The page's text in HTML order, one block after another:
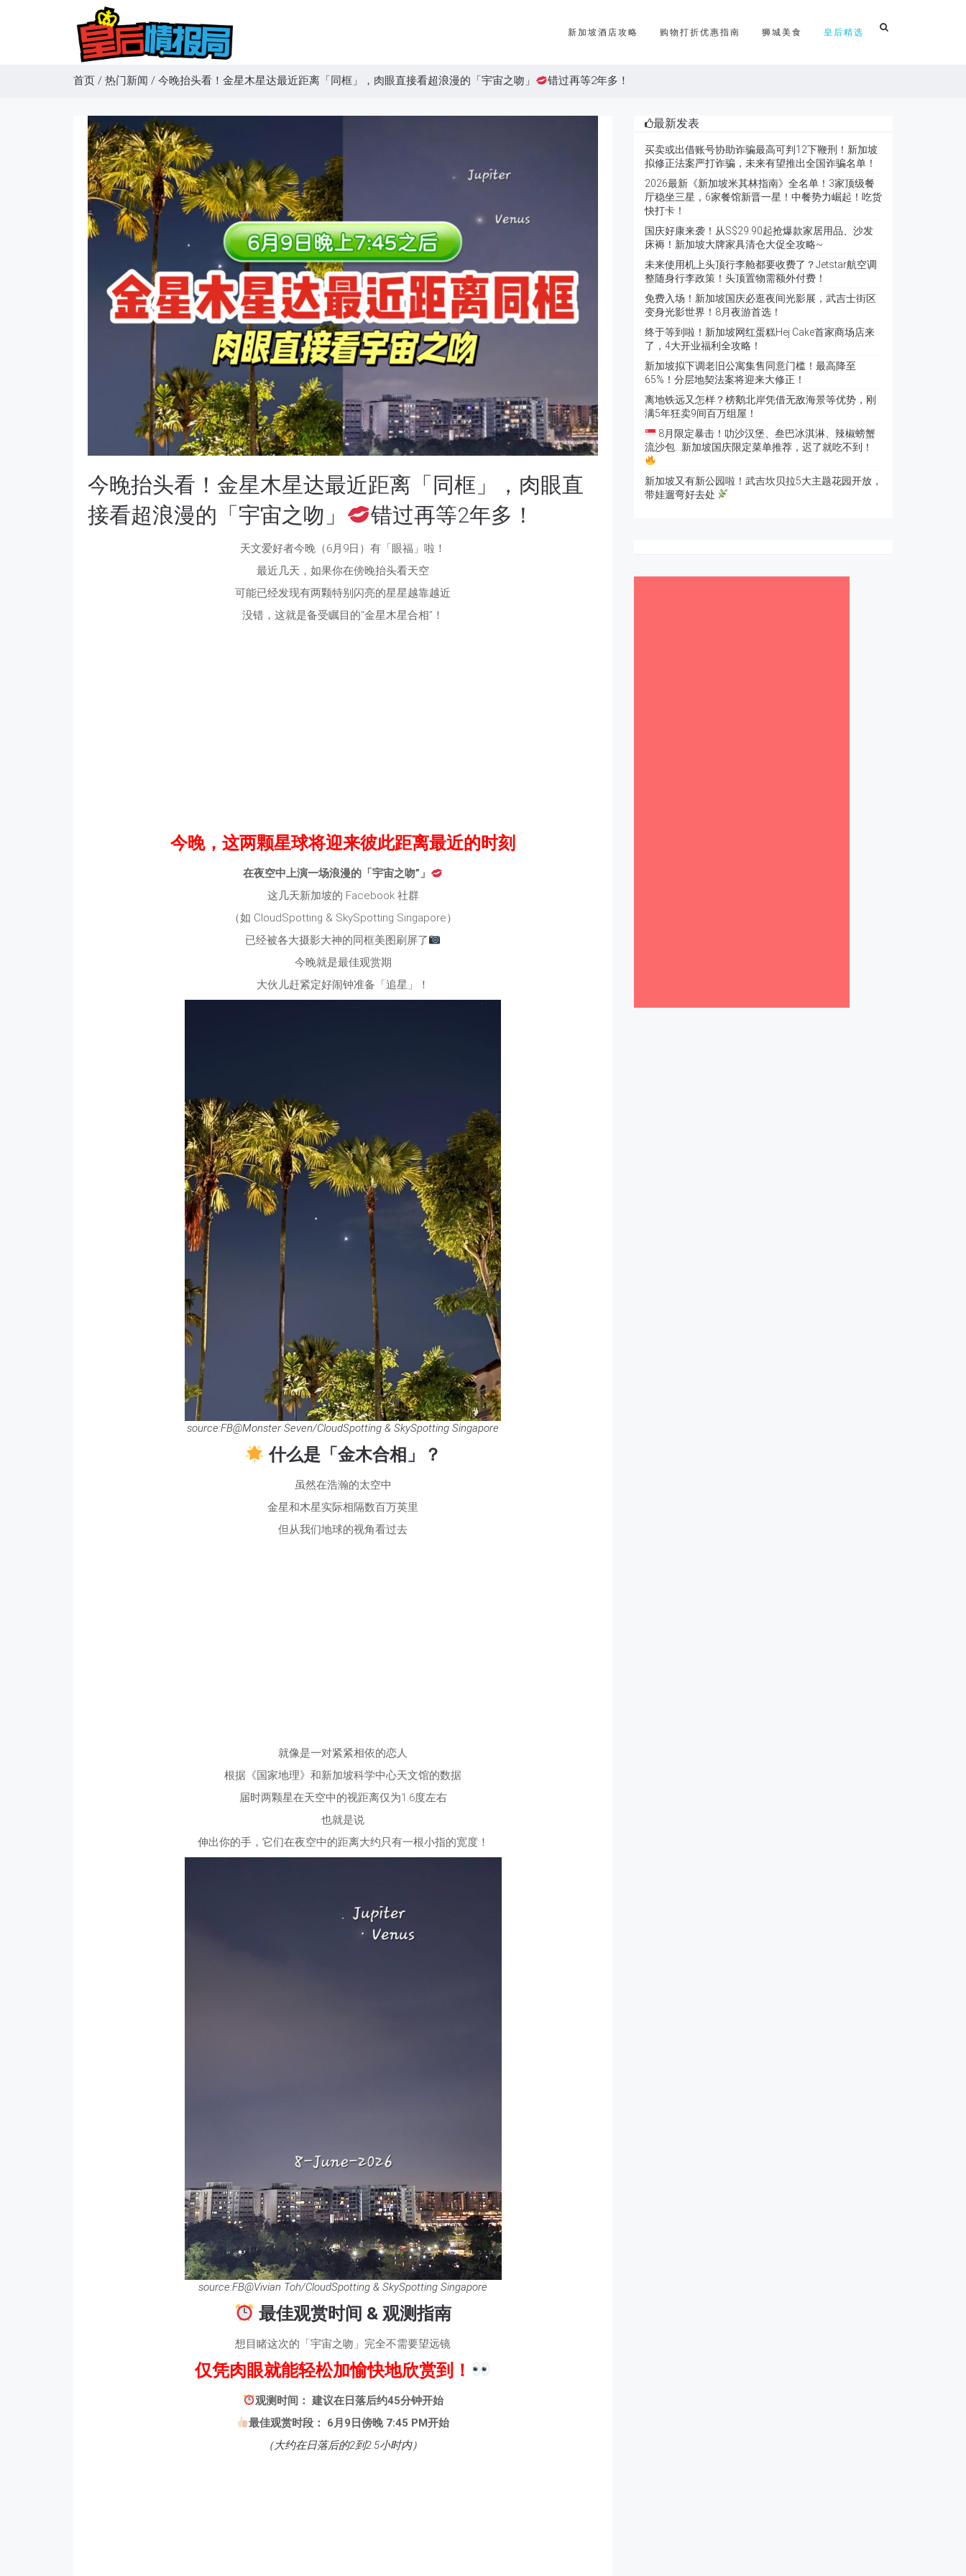
新加坡酒店攻略 购物打折优惠指南 狮城美食 皇后精选
首页 / 热门新闻 / 今晚抬头看！金星木星达最近距离「同框」，肉眼直接看超浪漫的「宇宙之吻」 错过再等2年多！
今晚抬头看！金星木星达最近距离「同框」，肉眼直
接看超浪漫的「宇宙之吻」
错过再等2年多！
天文爱好者今晚（6月9日）有「眼福」啦！
最近几天，如果你在傍晚抬头看天空
可能已经发现有两颗特别闪亮的星星越靠越近
没错，这就是备受瞩目的“金星木星合相”！
今晚，这两颗星球将迎来彼此距离最近的时刻
在夜空中上演一场浪漫的「宇宙之吻”」
这几天新加坡的 Facebook 社群
（如 CloudSpotting & SkySpotting Singapore）
已经被各大摄影大神的同框美图刷屏了
今晚就是最佳观赏期
大伙儿赶紧定好闹钟准备「追星」！
source:FB@Monster Seven/CloudSpotting & SkySpotting Singapore
什么是「金木合相」？
虽然在浩瀚的太空中
金星和木星实际相隔数百万英里
但从我们地球的视角看过去
就像是一对紧紧相依的恋人
根据《国家地理》和新加坡科学中心天文馆的数据
届时两颗星在天空中的视距离仅为1.6度左右
也就是说
伸出你的手，它们在夜空中的距离大约只有一根小指的宽度！
source:FB@Vivian Toh/CloudSpotting & SkySpotting Singapore
最佳观赏时间 & 观测指南
想目睹这次的「宇宙之吻」完全不需要望远镜
仅凭肉眼就能轻松加愉快地欣赏到！
观测时间： 建议在日落后约45分钟开始
最佳观赏时段： 6月9日傍晚 7:45 PM开始
（大约在日落后的2到2.5小时内）
最新发表
买卖或出借账号协助诈骗最高可判12下鞭刑！新加坡
拟修正法案严打诈骗，未来有望推出全国诈骗名单！
2026最新《新加坡米其林指南》全名单！3家顶级餐
厅稳坐三星，6家餐馆新晋一星！中餐势力崛起！吃货
快打卡！
国庆好康来袭！从S$29.90起抢爆款家居用品、沙发
床褥！新加坡大牌家具清仓大促全攻略~
未来使用机上头顶行李舱都要收费了？Jetstar航空调
整随身行李政策！头顶置物需额外付费！
免费入场！新加坡国庆必逛夜间光影展，武吉士街区
变身光影世界！8月夜游首选！
终于等到啦！新加坡网红蛋糕Hej Cake首家商场店来
了，4大开业福利全攻略！
新加坡拟下调老旧公寓集售同意门槛！最高降至
65%！分层地契法案将迎来大修正！
离地铁远又怎样？榜鹅北岸凭借无敌海景等优势，刚
满5年狂卖9间百万组屋！
8月限定暴击！叻沙汉堡、叁巴冰淇淋、辣椒螃蟹
流沙包…新加坡国庆限定菜单推荐，迟了就吃不到！
新加坡又有新公园啦！武吉坎贝拉5大主题花园开放，
带娃遛弯好去处